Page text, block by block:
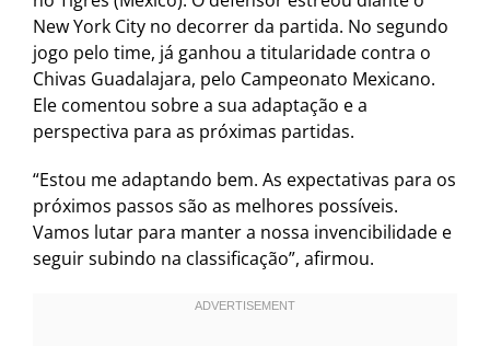
New York City no decorrer da partida. No segundo
jogo pelo time, já ganhou a titularidade contra o
Chivas Guadalajara, pelo Campeonato Mexicano.
Ele comentou sobre a sua adaptação e a
perspectiva para as próximas partidas.
“Estou me adaptando bem. As expectativas para os
próximos passos são as melhores possíveis.
Vamos lutar para manter a nossa invencibilidade e
seguir subindo na classificação”, afirmou.